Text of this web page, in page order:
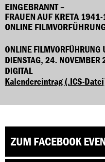
EINGEBRANNT –
FRAUEN AUF KRETA
ONLINE
ONLINE FILMVORFÜHRUNG
DIENSTAG, 24.
DIGITAL
Kalendereintrag (.ICS-
ZUM FACEBOOK